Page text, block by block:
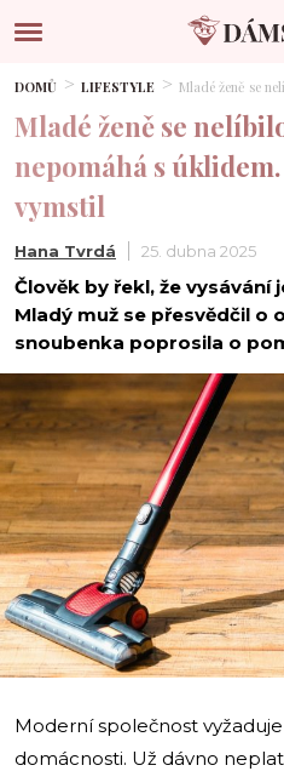
DOMŮ LIFESTYLE Mladé ženě se
Mladé ženě se
nepomáhá s
vymstil
Hana Tvrdá 25. dubna 2025
Člověk by řekl, že vysávání
Mladý muž se přesvědčil o
snoubenka poprosila o
Moderní společnost
domácnosti. Už dávno